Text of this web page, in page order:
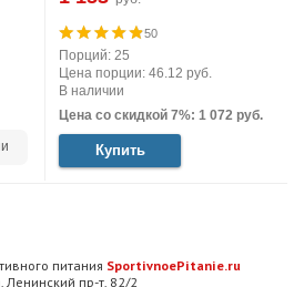
50
Порций: 25
Цена порции: 46.12 руб.
В наличии
Цена со скидкой 7%: 1 072 руб.
Купить
питания SportivnoePitanie.ru
Ленинский пр-т, 82/2